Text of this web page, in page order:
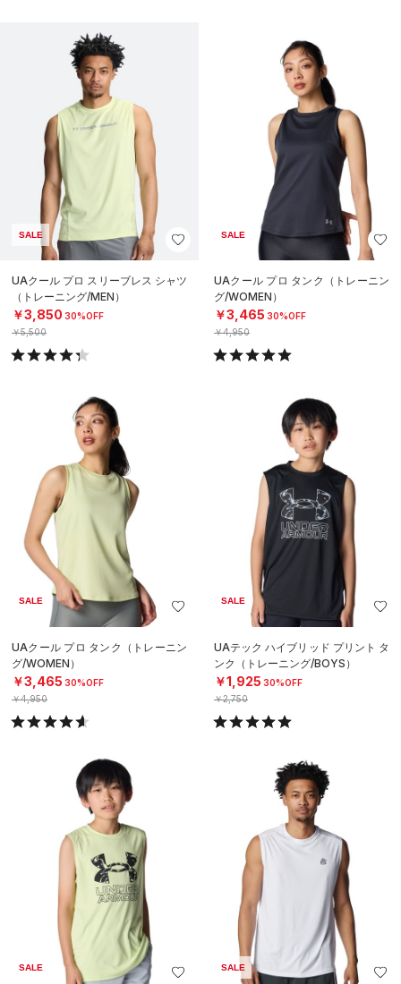
SALE
UAクール プロ スリーブレス シャツ
（トレーニング/MEN）
￥3,850 30%OFF
￥5,500
SALE
UAクール プロ タンク（トレーニン
グ/WOMEN）
￥3,465 30%OFF
￥4,950
SALE
UAクール プロ タンク（トレーニン
グ/WOMEN）
￥3,465 30%OFF
￥4,950
SALE
UAテック ハイブリッド プリント タ
ンク（トレーニング/BOYS）
￥1,925 30%OFF
￥2,750
SALE SALE